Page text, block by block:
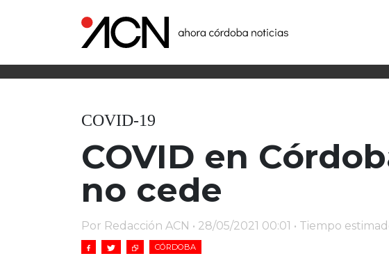
COVID-19
COVID en
no cede
Por Redacción ACN • 28/05/2021 00:01 • Tiempo
CÓRDOBA